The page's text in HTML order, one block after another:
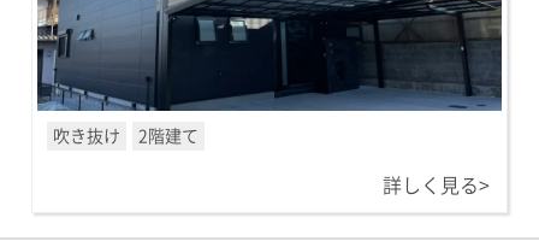
吹き抜け 2階建て
詳しく見る>